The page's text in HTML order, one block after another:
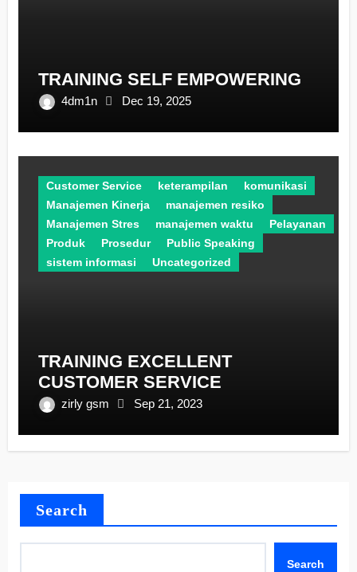
TRAINING SELF EMPOWERING
4dm1n Dec 19, 2025
Customer Service keterampilan
komunikasi
Manajemen Kinerja
manajemen resiko
Manajemen Stres
manajemen waktu
Pelayanan
Produk
Prosedur
Public Speaking
sistem informasi
Uncategorized
TRAINING EXCELLENT
CUSTOMER SERVICE
zirly gsm Sep 21, 2023
Search
Search